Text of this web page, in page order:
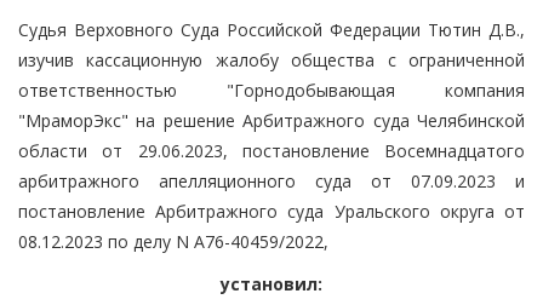
Судья Верховного Суда Российской Федерации Тютин Д.В.,
изучив кассационную жалобу общества с ограниченной
ответственностью "Горнодобывающая компания
"МраморЭкс" на решение Арбитражного суда Челябинской
области от 29.06.2023, постановление Восемнадцатого
арбитражного апелляционного суда от 07.09.2023 и
постановление Арбитражного суда Уральского округа от
08.12.2023 по делу N А76-40459/2022,
установил: